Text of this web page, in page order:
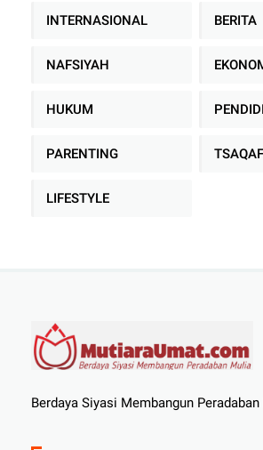
INTERNASIONAL BERITA
NAFSIYAH
HUKUM
PARENTING
LIFESTYLE
Berdaya Siyasi Membangun